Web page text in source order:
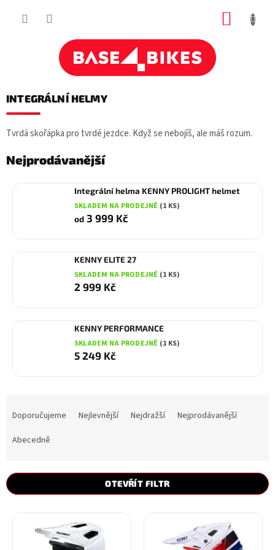
INTEGRÁLNÍ HELMY
Tvrdá skořápka pro tvrdé jezdce. Když se nebojíš, ale máš rozum.
Nejprodávanější
Integrální helma KENNY PROLIGHT helmet
SKLADEM NA PRODEJNĚ (1 KS)
od 3 999 Kč
KENNY ELITE 27
SKLADEM NA PRODEJNĚ (1 KS)
2 999 Kč
KENNY PERFORMANCE
SKLADEM NA PRODEJNĚ (1 KS)
5 249 Kč
p
r
Doporučujeme Nejlevnější Nejdražší
Nejprodávanější
Abecedně
OTEVŘÍT FILTR